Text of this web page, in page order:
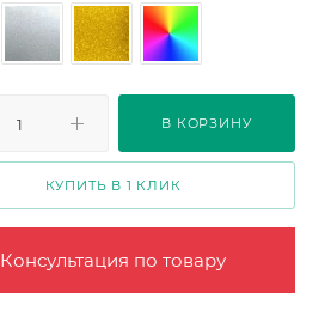
В КОРЗИНУ
КУПИТЬ В 1 КЛИК
Консультация по товару